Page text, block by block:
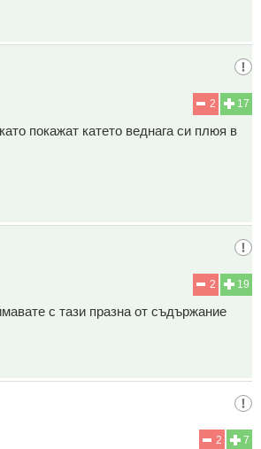
17
2
покажат катето веднага си плюя в
19
2
с тази празна от съдържание
7
2